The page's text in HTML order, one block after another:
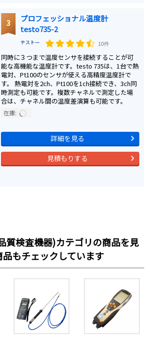
3
プロフェッショナル温度計
testo735-2
テストー 10件
同時に３つまで温度センサを接続することが可
能な高機能な温度計です。testo 735は、1台で熱
電対、Pt100のセンサが使える高精度温度計で
す。 熱電対を2ch、Pt100を1ch接続でき、3ch同
時測定も可能です。複数チャネルで測定した場
合は、チャネル間の温度差演算も可能です。
在庫:
詳細を見る
見積もりする
質検査機器)カテゴリの商品を見
もチェックしています